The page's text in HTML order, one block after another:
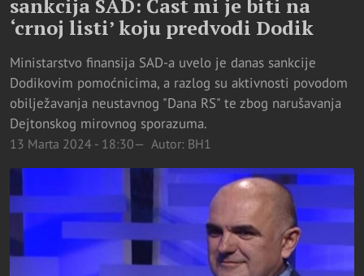
sankcija SAD: Čast mi je biti na
‘crnoj listi’ koju predvodi Dodik
Ministarstvo finansija SAD-a uvelo je danas sankcije
Dodikovim pomoćnicima, a razlog su aktivnosti povodom
obilježavanja neustavnog "Dana RS" te zbog narušavanja
Dejtonskog mirovnog sporazuma.
13 Marta 2024 - 18:30 Autor: BH1